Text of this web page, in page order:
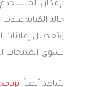
بإمكان
حالة الكتابة
وتعطيل إعلانات
تسوق المنتجات
شاهد أيضاً: